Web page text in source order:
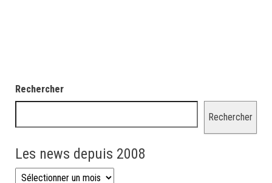
Rechercher
Rechercher
Les news depuis 2008
Les news depuis 2008